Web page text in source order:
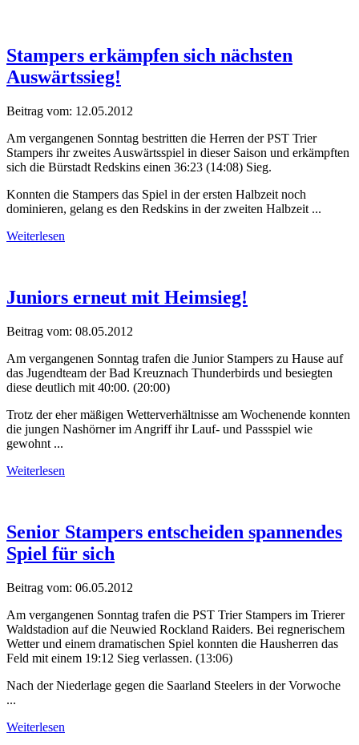
Stampers erkämpfen sich nächsten
Auswärtssieg!
Beitrag vom: 12.05.2012
Am vergangenen Sonntag bestritten die Herren der PST Trier
Stampers ihr zweites Auswärtsspiel in dieser Saison und erkämpften
sich die Bürstadt Redskins einen 36:23 (14:08) Sieg.
Konnten die Stampers das Spiel in der ersten Halbzeit noch
dominieren, gelang es den Redskins in der zweiten Halbzeit ...
Weiterlesen
Juniors erneut mit Heimsieg!
Beitrag vom: 08.05.2012
Am vergangenen Sonntag trafen die Junior Stampers zu Hause auf
das Jugendteam der Bad Kreuznach Thunderbirds und besiegten
diese deutlich mit 40:00. (20:00)
Trotz der eher mäßigen Wetterverhältnisse am Wochenende konnten
die jungen Nashörner im Angriff ihr Lauf- und Passspiel wie
gewohnt ...
Weiterlesen
Senior Stampers entscheiden spannendes
Spiel für sich
Beitrag vom: 06.05.2012
Am vergangenen Sonntag trafen die PST Trier Stampers im Trierer
Waldstadion auf die Neuwied Rockland Raiders. Bei regnerischem
Wetter und einem dramatischen Spiel konnten die Hausherren das
Feld mit einem 19:12 Sieg verlassen. (13:06)
Nach der Niederlage gegen die Saarland Steelers in der Vorwoche
...
Weiterlesen